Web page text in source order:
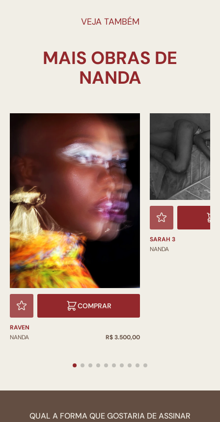
VEJA TAMBÉM
MAIS OBRAS DE
COMPRAR
RAVEN
NANDA
R$ 3.500,00
SARAH 3
NANDA
QUAL A FORMA QUE GOSTARIA DE ASSINAR